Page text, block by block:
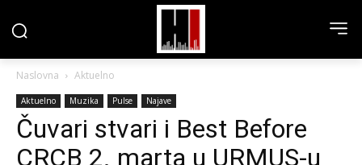
Naslovna Aktuelno
Aktuelno Muzika Pulse Najave
Čuvari stvari i Best Before
CRCB 2. marta u URMUS-u